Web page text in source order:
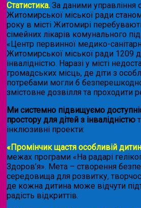
Статистика. За даними управління
Житомирської міської ради
року в місті Житомирі
сімейних лікарів комунального
«Центр первинної медико-
Житомирської міської ради 1209
інвалідністю. Наразі у місті
громадських місць, де діти з
потребами могли б
змістовне дозвілля та проходити
Ми системно підвищуємо
простору для дітей з інвалідністю
інклюзивні проекти:
«Промінчик щастя особливій
межах програми «На радарі
Здоров’я». Мета – створення
середовища для розвитку,
де кожна дитина може відчути
радість відкриттів.